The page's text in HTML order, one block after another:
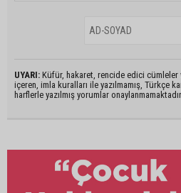
UYARI: Küfür, hakaret, rencide edici cümleler
içeren, imla kuralları ile yazılmamış, Türkçe
harflerle yazılmış yorumlar onaylanmamaktadır.